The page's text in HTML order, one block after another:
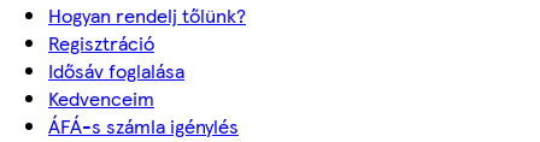
Hogyan rendelj tőlünk?
Regisztráció
Idősáv foglalása
Kedvenceim
ÁFÁ-s számla igénylés